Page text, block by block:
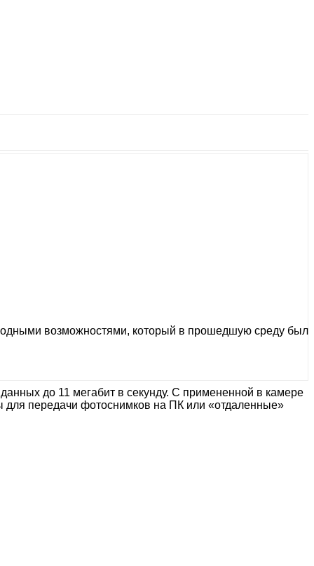
возможностями, который в прошедшую среду был
до 11 мегабит в секунду. С примененной в камере
для передачи фотоснимков на ПК или «отдаленные»